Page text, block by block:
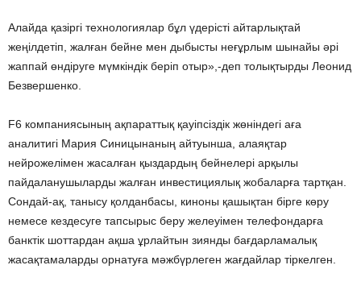
Алайда қазіргі технологиялар бұл үдерісті айтарлықтай
жеңілдетіп, жалған бейне мен дыбысты неғұрлым шынайы әрі
жаппай өндіруге мүмкіндік беріп отыр»,-деп толықтырды Леонид
Безвершенко.
F6 компаниясының ақпараттық қауіпсіздік жөніндегі аға
аналитигі Мария Синицынаның айтуынша, алаяқтар
нейрожелімен жасалған қыздардың бейнелері арқылы
пайдаланушыларды жалған инвестициялық жобаларға тартқан.
Сондай-ақ, танысу қолданбасы, киноны қашықтан бірге көру
немесе кездесуге тапсырыс беру желеуімен телефондарға
банктік шоттардан ақша ұрлайтын зиянды бағдарламалық
жасақтамаларды орнатуға мәжбүрлеген жағдайлар тіркелген.